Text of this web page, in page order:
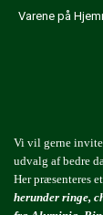
Varene på
Vi vil gerne
udvalg af bedre
Her præsenteres
herunder ringe,